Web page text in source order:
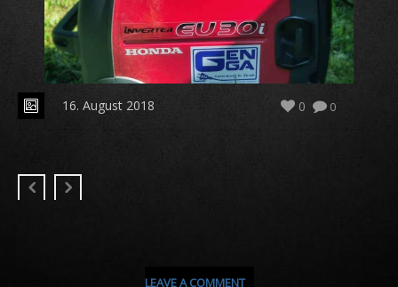
16. August 2018 0
0
LEAVE A COMMENT